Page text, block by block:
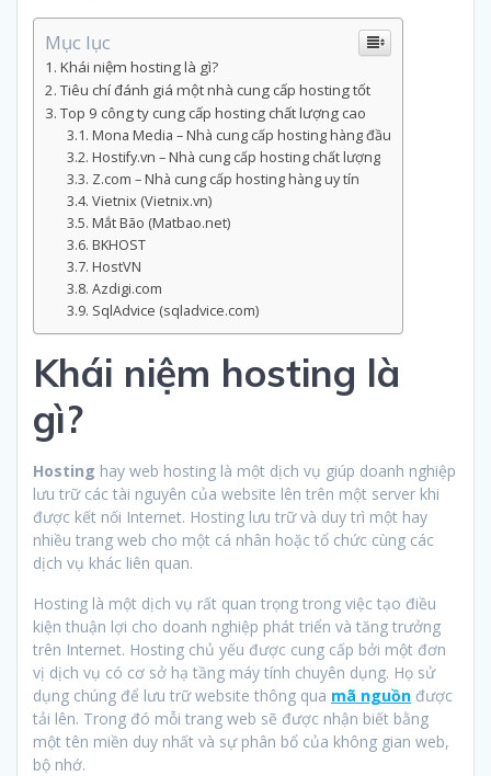
Mục lục
Khái niệm hosting là gì?
Tiêu chí đánh giá một nhà cung cấp hosting tốt
Top 9 công ty cung cấp hosting chất lượng cao
Mona Media – Nhà cung cấp hosting hàng đầu
Hostify.vn – Nhà cung cấp hosting chất lượng
Z.com – Nhà cung cấp hosting hàng uy tín
Vietnix (Vietnix.vn)
Mắt Bão (Matbao.net)
BKHOST
HostVN
Azdigi.com
SqlAdvice (sqladvice.com)
Khái niệm hosting là
gì?
Hosting hay web hosting là một dịch vụ giúp doanh nghiệp
lưu trữ các tài nguyên của website lên trên một server khi
được kết nối Internet. Hosting lưu trữ và duy trì một hay
nhiều trang web cho một cá nhân hoặc tổ chức cùng các
dịch vụ khác liên quan.
Hosting là một dịch vụ rất quan trọng trong việc tạo điều
kiện thuận lợi cho doanh nghiệp phát triển và tăng trưởng
trên Internet. Hosting chủ yếu được cung cấp bởi một đơn
vị dịch vụ có cơ sở hạ tầng máy tính chuyên dụng. Họ sử
dụng chúng để lưu trữ website thông qua mã nguồn được
tải lên. Trong đó mỗi trang web sẽ được nhận biết bằng
một tên miền duy nhất và sự phân bổ của không gian web,
bộ nhớ.